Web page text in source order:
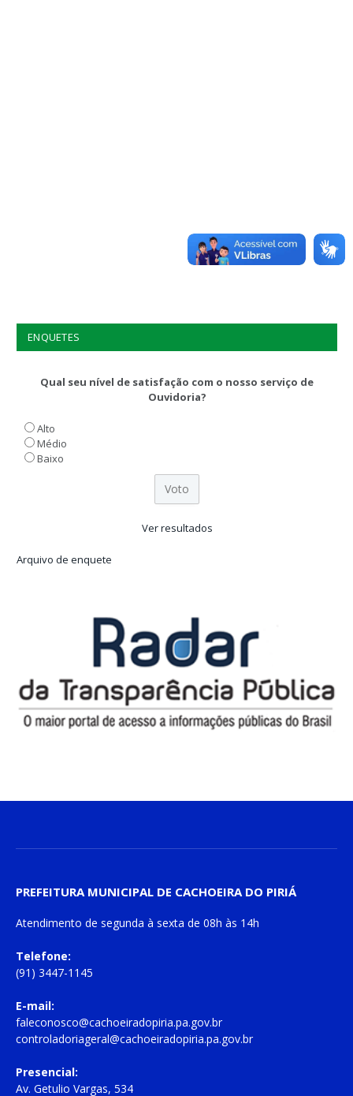
ENQUETES
Qual seu nível de satisfação com o nosso serviço de
Ouvidoria?
Alto
Médio
Baixo
Ver resultados
Arquivo de enquete
PREFEITURA MUNICIPAL DE CACHOEIRA DO PIRIÁ
Atendimento de segunda à sexta de 08h às 14h
Telefone:
(91) 3447-1145
E-mail:
faleconosco@cachoeiradopiria.pa.gov.br
controladoriageral@cachoeiradopiria.pa.gov.br
Presencial:
Av. Getulio Vargas, 534